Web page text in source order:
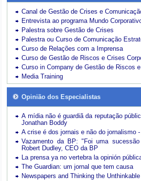
Canal de Gestão de Crises e
Entrevista ao programa Mundo
Palestra sobre Gestão de Crises
Palestra ou Curso de Comunicação
Curso de Relações com a Imprensa
Curso de Gestão de Riscos e Crises
Curso in Company de Gestão de Riscos
Media Training
Opinião dos Especialistas
A mídia não é guardiã da reputação
Jonathan Boddy
A crise é dos jornais e não do jornalismo
Vazamento da BP: "Foi uma
Robert Dudley, CEO da BP
La prensa ya no vertebra la opinión
The Guardian: um jornal que tem causa
Newspapers and Thinking the